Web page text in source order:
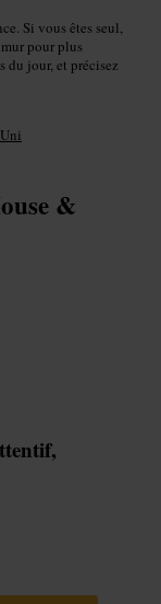
Si vous êtes seul,
pour plus
du jour, et précisez
&